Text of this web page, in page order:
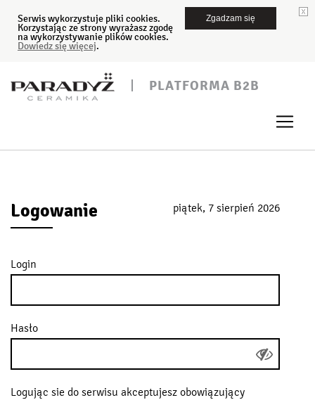
Zgadzam się
Serwis wykorzystuje pliki cookies.
Korzystając ze strony wyrażasz zgodę
na wykorzystywanie plików cookies.
Dowiedz się więcej.
PLATFORMA B2B
Logowanie piątek, 7 sierpień 2026
Login
Hasło
Logując sie do serwisu akceptujesz obowiązujący